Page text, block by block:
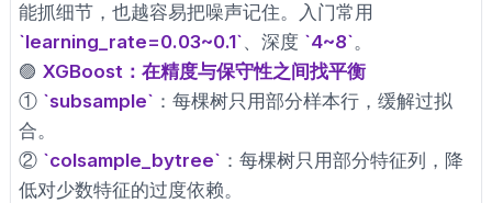
能抓细节，也越容易把噪声记住。入门常用
`learning_rate=0.03~0.1`、深度 `4~8`。
🟣 XGBoost：在精度与保守性之间找平衡
① `subsample` ：每棵树只用部分样本行，缓解过拟
合。
② `colsample_bytree` ：每棵树只用部分特征列，降
低对少数特征的过度依赖。